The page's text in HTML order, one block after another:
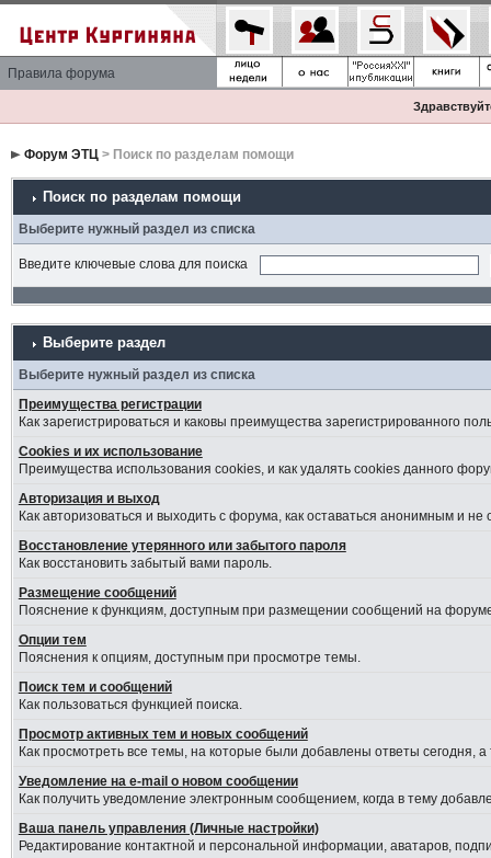
Правила форума
Форум ЭТЦ> Поиск по разделам помощи
Поиск по разделам помощи
Выберите нужный раздел из списка
Введите ключевые слова для поиска
Выберите раздел
Выберите нужный раздел из списка
Преимущества регистрации
Как зарегистрироваться и каковы преимущества зарегистрированного
Cookies и их использование
Преимущества использования cookies, и как удалять cookies данного
Авторизация и выход
Как авторизоваться и выходить с форума, как оставаться анонимным и
Восстановление утерянного или забытого пароля
Как восстановить забытый вами пароль.
Размещение сообщений
Пояснение к функциям, доступным при размещении сообщений на
Опции тем
Пояснения к опциям, доступным при просмотре темы.
Поиск тем и сообщений
Как пользоваться функцией поиска.
Просмотр активных тем и новых сообщений
Как просмотреть все темы, на которые были добавлены ответы сегодня,
Уведомление на е-mail о новом сообщении
Как получить уведомление электронным сообщением, когда в тему
Ваша панель управления (Личные настройки)
Редактирование контактной и персональной информации, аватаров,